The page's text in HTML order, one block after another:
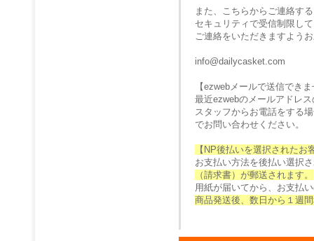
また、こちらからご連絡す
セキュリティで受信制限し
ご連絡をいただきますよう
info@dailycasket.com
【ezwebメールで送信でき
最近ezwebのメールアドレ
スタッフからお電話をする
でお問い合わせください。
【NP後払いを選択されたお
お支払い方法を後払い選択
（請求書）が郵送されます。
用紙が届いてから、お支払
商品発送後、数日から１週